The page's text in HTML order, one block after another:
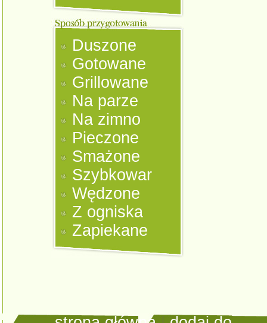
Duszone
Gotowane
Grillowane
Na parze
Na zimno
Pieczone
Smażone
Szybkowar
Wędzone
Z ogniska
Zapiekane